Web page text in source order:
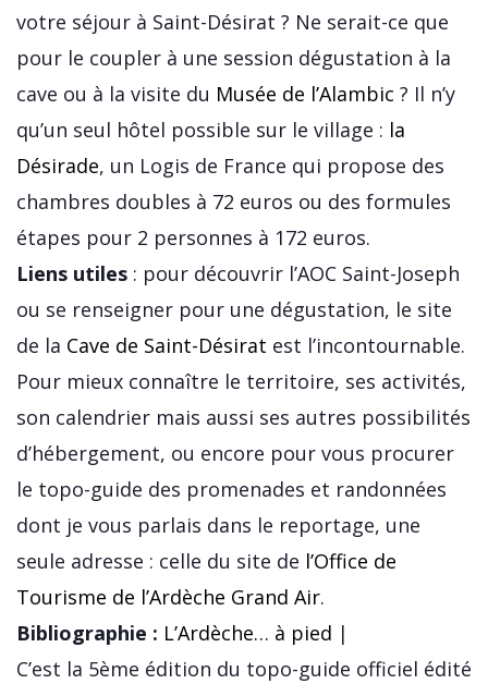
votre séjour à Saint-Désirat ? Ne serait-ce que
pour le coupler à une session dégustation à la
cave ou à la visite du Musée de l’Alambic ? Il n’y
qu’un seul hôtel possible sur le village : la
Désirade, un Logis de France qui propose des
chambres doubles à 72 euros ou des formules
étapes pour 2 personnes à 172 euros.
Liens utiles : pour découvrir l’AOC Saint-Joseph
ou se renseigner pour une dégustation, le site
de la Cave de Saint-Désirat est l’incontournable.
Pour mieux connaître le territoire, ses activités,
son calendrier mais aussi ses autres possibilités
d’hébergement, ou encore pour vous procurer
le topo-guide des promenades et randonnées
dont je vous parlais dans le reportage, une
seule adresse : celle du site de l’Office de
Tourisme de l’Ardèche Grand Air.
Bibliographie : L’Ardèche… à pied |
C’est la 5ème édition du topo-guide officiel édité